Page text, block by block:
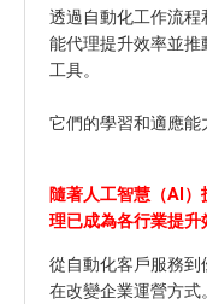
透過自動化工作流
能代理提升效率並
工具。
它們的學習和適應能
隨著人工智慧（AI
理已成為各行業提升
從自動化客戶服務
在改變企業運營方式。